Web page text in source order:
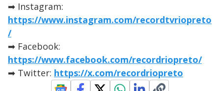
➡ Instagram:
https://www.instagram.com/recordtvriopreto
/
➡ Facebook:
https://www.facebook.com/recordriopreto/
➡ Twitter: https://x.com/recordriopreto